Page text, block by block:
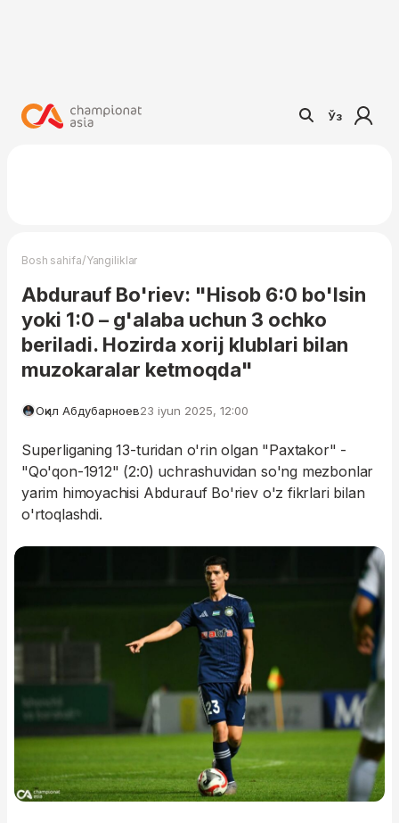
Ўз
Bosh sahifa/Yangiliklar
Abdurauf Bo'riev: "Hisob 6:0 bo'lsin
yoki 1:0 – g'alaba uchun 3 ochko
beriladi. Hozirda xorij klublari bilan
muzokaralar ketmoqda"
Оқил Абдубарноев23 iyun 2025, 12:00
Superliganing 13-turidan o'rin olgan "Paxtakor" -
"Qo'qon-1912" (2:0) uchrashuvidan so'ng mezbonlar
yarim himoyachisi Abdurauf Bo'riev o'z fikrlari bilan
o'rtoqlashdi.